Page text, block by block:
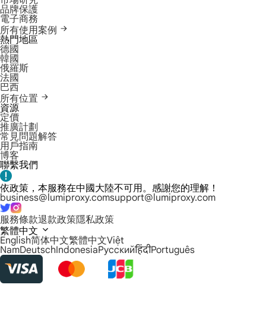
品牌保護
電子商務
所有使用案例
熱門地區
德國
韓國
俄羅斯
法國
巴西
所有位置
資源
定價
推廣計劃
常見問題解答
用戶指南
博客
聯繫我們
依政策，本服務在中國大陸不可用。感謝您的理解！
business@lumiproxy.comsupport@lumiproxy.com
服務條款退款政策隱私政策
繁體中文
English简体中文繁體中文Việt
NamDeutschIndonesiaРусскийहिंदीPortuguês